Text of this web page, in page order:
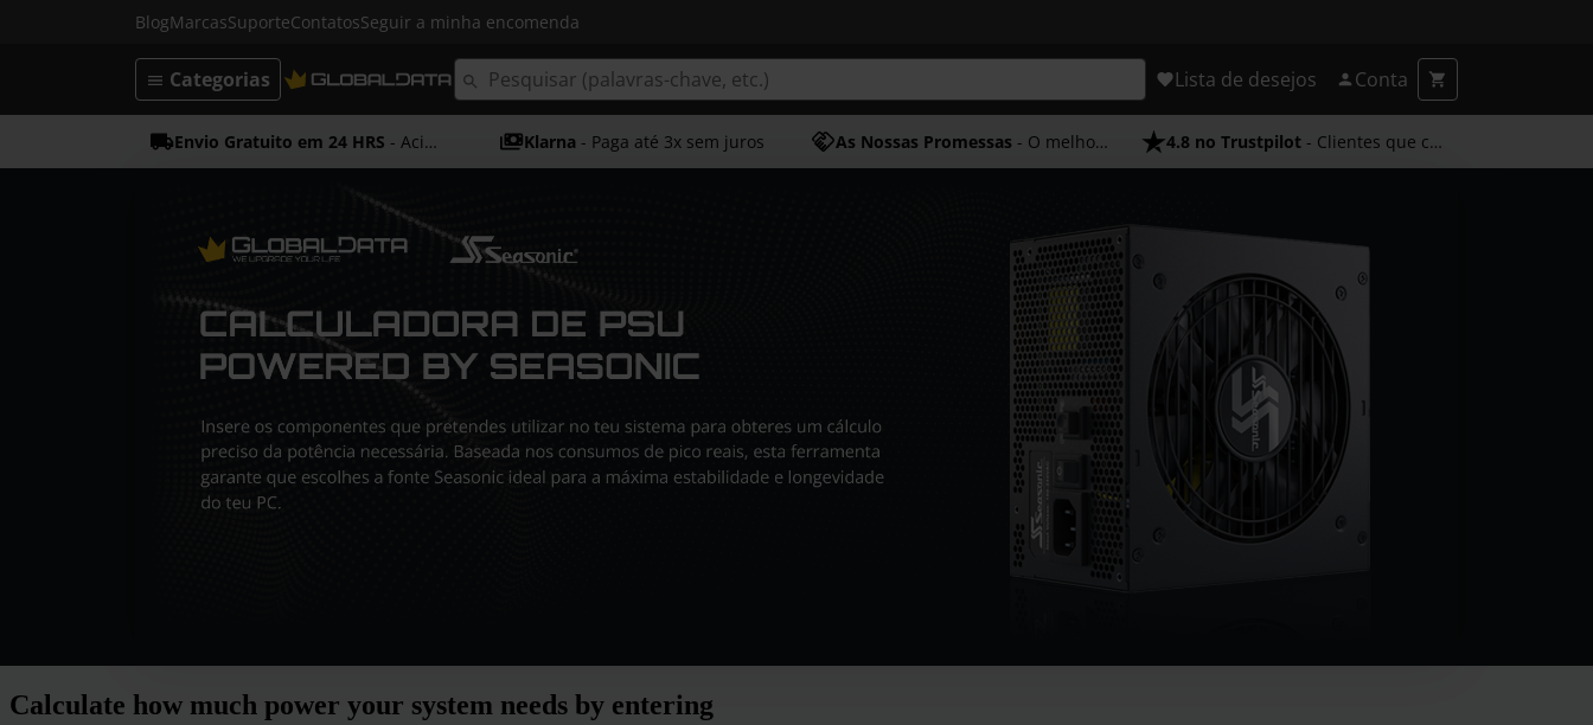
BlogMarcasSuporteContatosSeguir a minha encomenda
Lista de desejos Conta
Categorias
Envio Gratuito em 24 HRS - Acima dos 50€ Klarna - Paga até 3x sem juros As Nossas Promessas - O melhor atendimento 4.8 no Trustpilot - Clientes que confiam em nós